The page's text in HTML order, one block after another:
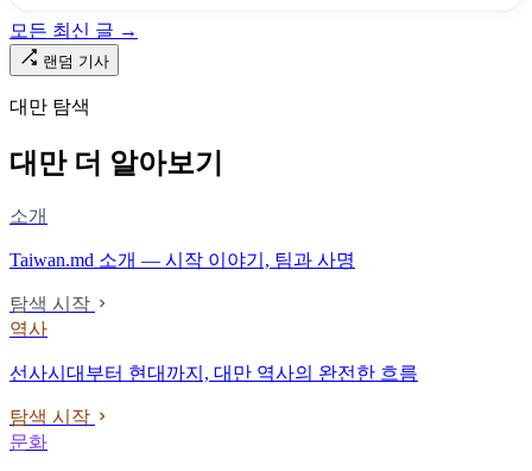
다. 마침내 푸유마·타로코 세대에 이르러서야 원주민 지명이 다시 철
로 위에 깔렸다.
모든 최신 글 →
랜덤 기사
대만 탐색
대만 더 알아보기
소개
Taiwan.md 소개 — 시작 이야기, 팀과 사명
탐색 시작
역사
선사시대부터 현대까지, 대만 역사의 완전한 흐름
탐색 시작
문화